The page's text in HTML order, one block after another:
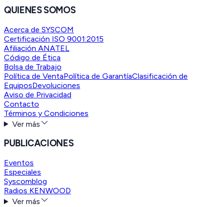
QUIENES SOMOS
Acerca de SYSCOM
Certificación ISO 9001:2015
Afiliación ANATEL
Código de Ética
Bolsa de Trabajo
Política de VentaPolítica de GarantíaClasificación de
EquiposDevoluciones
Aviso de Privacidad
Contacto
Términos y Condiciones
Ver más
PUBLICACIONES
Eventos
Especiales
Syscomblog
Radios KENWOOD
Ver más